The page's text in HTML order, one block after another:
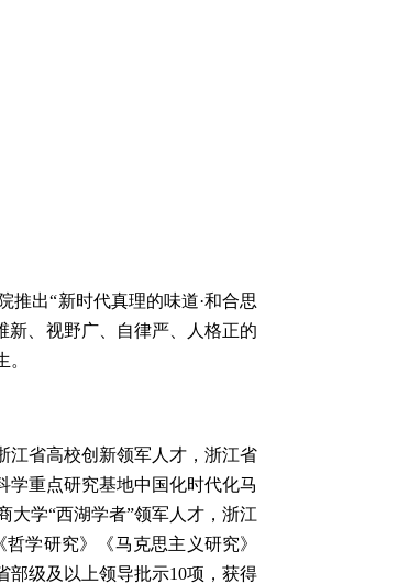
出“新时代真理的味道·和合思
新、视野广、自律严、人格正的
江省高校创新领军人才，浙江省
学重点研究基地中国化时代化马
学“西湖学者”领军人才，浙江
学研究》《马克思主义研究》
部级及以上领导批示10项，获得